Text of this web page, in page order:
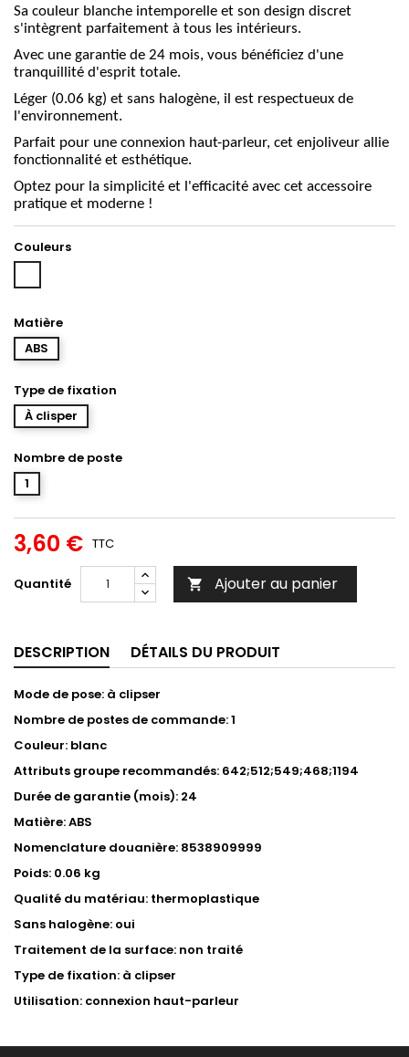
Sa couleur blanche intemporelle et son design discret
s'intègrent parfaitement à tous les intérieurs.
Avec une garantie de 24 mois, vous bénéficiez d'une
tranquillité d'esprit totale.
Léger (0.06 kg) et sans halogène, il est respectueux de
l'environnement.
Parfait pour une connexion haut-parleur, cet enjoliveur allie
fonctionnalité et esthétique.
Optez pour la simplicité et l'efficacité avec cet accessoire
pratique et moderne !
Couleurs
Matière
ABS
Type de fixation
À clisper
Nombre de poste
1
3,60 € TTC
Quantité  Ajouter au panier
DESCRIPTION DÉTAILS DU PRODUIT
Mode de pose: à clipser
Nombre de postes de commande: 1
Couleur: blanc
Attributs groupe recommandés: 642;512;549;468;1194
Durée de garantie (mois): 24
Matière: ABS
Nomenclature douanière: 8538909999
Poids: 0.06 kg
Qualité du matériau: thermoplastique
Sans halogène: oui
Traitement de la surface: non traité
Type de fixation: à clipser
Utilisation: connexion haut-parleur